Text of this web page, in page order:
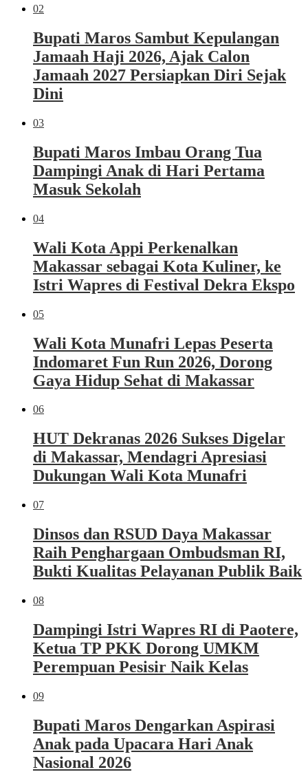
02
Bupati Maros Sambut Kepulangan
Jamaah Haji 2026, Ajak Calon
Jamaah 2027 Persiapkan Diri Sejak
Dini
03
Bupati Maros Imbau Orang Tua
Dampingi Anak di Hari Pertama
Masuk Sekolah
04
Wali Kota Appi Perkenalkan
Makassar sebagai Kota Kuliner, ke
Istri Wapres di Festival Dekra Ekspo
05
Wali Kota Munafri Lepas Peserta
Indomaret Fun Run 2026, Dorong
Gaya Hidup Sehat di Makassar
06
HUT Dekranas 2026 Sukses Digelar
di Makassar, Mendagri Apresiasi
Dukungan Wali Kota Munafri
07
Dinsos dan RSUD Daya Makassar
Raih Penghargaan Ombudsman RI,
Bukti Kualitas Pelayanan Publik Baik
08
Dampingi Istri Wapres RI di Paotere,
Ketua TP PKK Dorong UMKM
Perempuan Pesisir Naik Kelas
09
Bupati Maros Dengarkan Aspirasi
Anak pada Upacara Hari Anak
Nasional 2026